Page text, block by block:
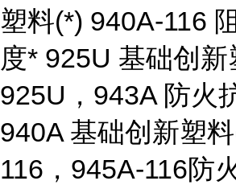
塑料(*) 940A-116
度* 925U 基础创新
925U，943A 防火
940A 基础创新塑
116，945A-116防